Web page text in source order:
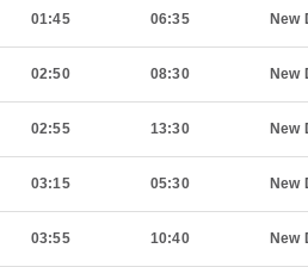
01:45 06:35 New
02:50 08:30 New
02:55 13:30 New
03:15 05:30 New
03:55 10:40 New